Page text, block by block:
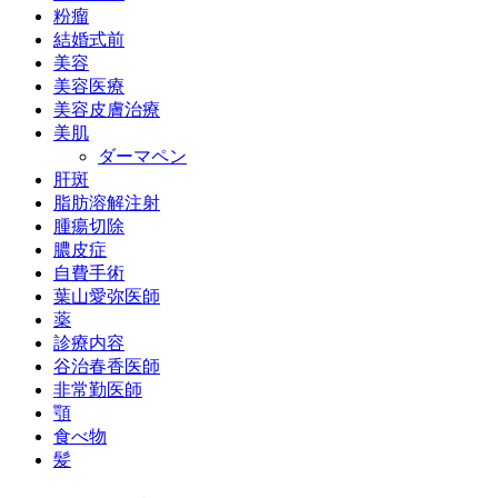
粉瘤
結婚式前
美容
美容医療
美容皮膚治療
美肌
ダーマペン
肝斑
脂肪溶解注射
腫瘍切除
膿皮症
自費手術
葉山愛弥医師
薬
診療内容
谷治春香医師
非常勤医師
顎
食べ物
髪